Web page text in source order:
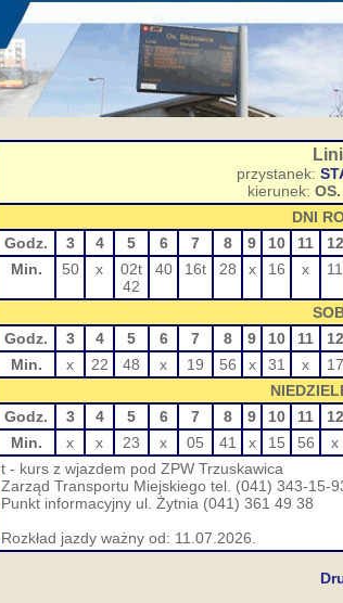
przystanek:
kierunek:
DNI
Godz.
3 4 5 6 7 8 9 10 11 12
Min.
50 x
02t
42
40 16t 28 x 16 x 11
Godz.
3 4 5 6 7 8 9 10 11 12
Min.
x 22 48 x 19 56 x 31 x 17
Godz.
3 4 5 6 7 8 9 10 11 12
Min.
x x 23 x 05 41 x 15 56 x
t - kurs z wjazdem pod ZPW Trzuskawica
Zarząd Transportu Miejskiego tel. (041) 343-15-
Punkt informacyjny ul. Żytnia (041) 361 49 38
Rozkład jazdy ważny od: 11.07.2026.